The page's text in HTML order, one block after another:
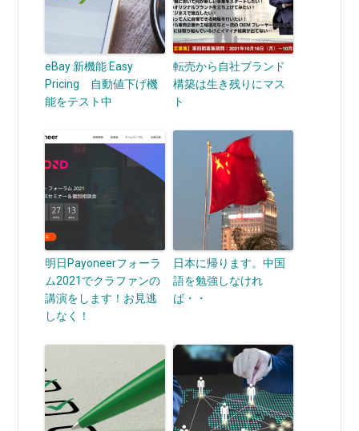
eBay 新機能 Easy
Pricing 自動値下げ機
能をテスト中
転売から自社ブランド
構築は生き残りにマス
ト
明日Payoneerフォーラ
ム2021でクラファンの
講演をします！お見逃
しなく！
日本に帰ります。中国
語を勉強しなけれ
ば・・